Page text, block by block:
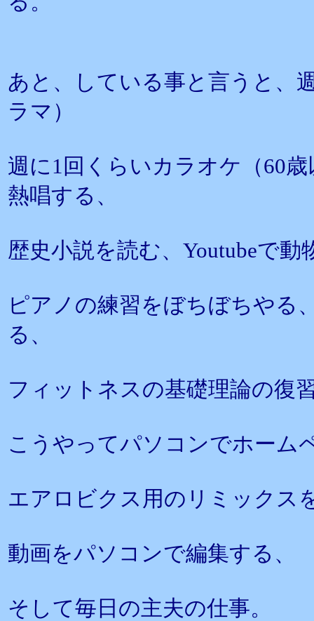
あと、している事と言うと、
ラマ）
週に1回くらいカラオケ（60
熱唱する、
歴史小説を読む、Youtubeで
ピアノの練習をぼちぼちやる
る、
フィットネスの基礎理論の復
こうやってパソコンでホーム
エアロビクス用のリミックス
動画をパソコンで編集する、
そして毎日の主夫の仕事。